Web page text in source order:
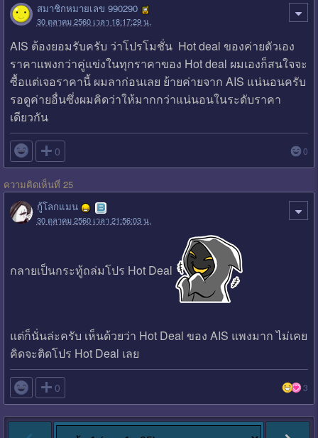
สมาชิกหมายเลข 990290
30 ตุลาคม 2560 เวลา 18:17:29 น.
AIS ต้องยอมรับครับ ว่าโปรโมชั่น Hot deal ของค่ายตัวเอง
ราคาแพงกว่าคู่แข่งในทุกราคาของ Hot deal ผมเองก็สนใจจะ
ซื้อแต่เจอราคานี้ ผมลาก่อนเลย ย้ายค่ายจาก AIS แน่นอนครับ
รอดูค่ายอื่นซึ่งผมคิดว่าให้มากกว่าแน่นอนในระดับราคา
เดียวกัน
 0 0
ความคิดเห็นที่ 25
กู้โลกแมน
30 ตุลาคม 2560 เวลา 21:56:03 น.
กลายเป็นกระทู้ถล่มโปร Hot Deal
แต่ก็นั่นล่ะครับ เห็นด้วยว่า Hot Deal ของ AIS แพงมาก ไม่เคย
คิดจะติดโปร Hot Deal เลย
 0 3